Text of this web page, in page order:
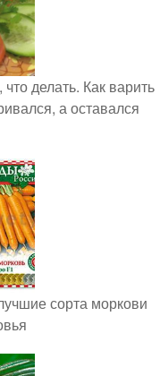
делать. Как варить
а оставался
сорта моркови